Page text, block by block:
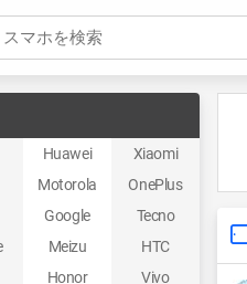
マホを検索
Huawei
Xiaomi
Motorola
OnePlus
Google
Tecno
Meizu
HTC
Honor
Vivo